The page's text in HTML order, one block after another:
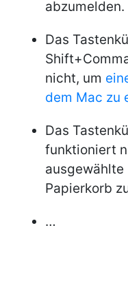
abzumelden.
Das
nicht, um
dem Mac zu
Das
funktioniert
ausgewählte
Papierkorb
…